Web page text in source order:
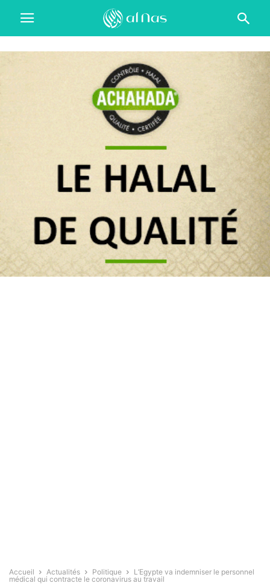
Accueil Actualités Politique
L’Egypte va indemniser le personnel
médical qui contracte le coronavirus au travail